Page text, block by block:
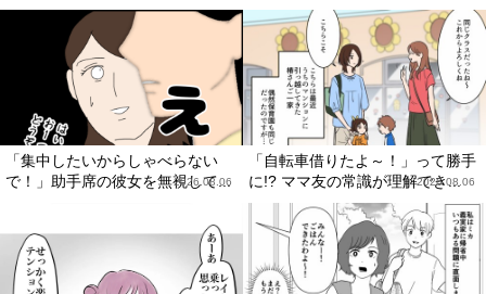
「集中したいからしゃべらない
で！」助手席の彼女を無視して...
2026.08.06
「自転車借りたよ～！」って勝手
に!? ママ友の常識が理解でき...
2026.08.06